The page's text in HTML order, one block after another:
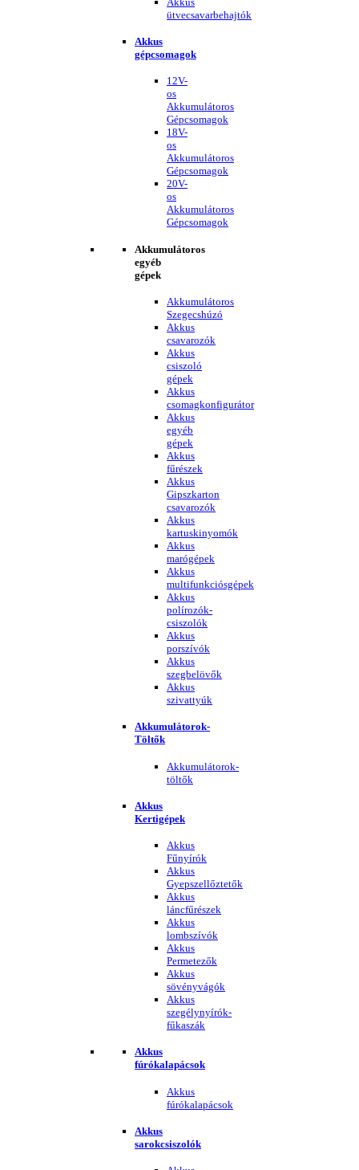
ütvecsavarbehajtók
Akkus
gépcsomagok
12V-
os
Akkumulátoros
Gépcsomagok
18V-
os
Akkumulátoros
Gépcsomagok
20V-
os
Akkumulátoros
Gépcsomagok
Akkumulátoros
egyéb
gépek
Akkumulátoros
Szegecshúzó
Akkus
csavarozók
Akkus
csiszoló
gépek
Akkus
csomagkonfigurátor
Akkus
egyéb
gépek
Akkus
fűrészek
Akkus
Gipszkarton
csavarozók
Akkus
kartuskinyomók
Akkus
marógépek
Akkus
multifunkciósgépek
Akkus
polírozók-
csiszolók
Akkus
porszívók
Akkus
szegbelövők
Akkus
szivattyúk
Akkumulátorok-
Töltők
Akkumulátorok-
töltők
Akkus
Kertigépek
Akkus
Fűnyírók
Akkus
Gyepszellőztetők
Akkus
láncfűrészek
Akkus
lombszívók
Akkus
Permetezők
Akkus
sövényvágók
Akkus
szegélynyírók-
fűkaszák
Akkus
fúrókalapácsok
Akkus
fúrókalapácsok
Akkus
sarokcsiszolók